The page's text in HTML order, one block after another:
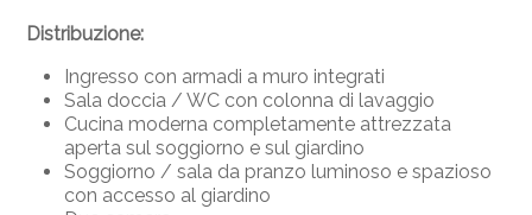
Distribuzione:
Ingresso con armadi a muro integrati
Sala doccia / WC con colonna di lavaggio
Cucina moderna completamente attrezzata
aperta sul soggiorno e sul giardino
Soggiorno / sala da pranzo luminoso e spazioso
con accesso al giardino